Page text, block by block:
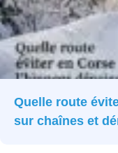
Quelle route
sur chaînes et